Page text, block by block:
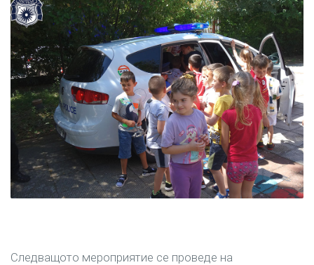
Следващото мероприятие се проведе на